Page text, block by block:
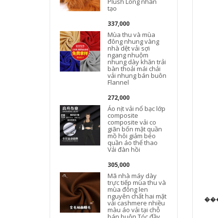
tạo
337,000
Mùa thu và mùa
đông nhung vàng
nhà dệt vải sợi
ngang nhuộm
nhung dày khăn trải
bàn thoải mái chải
vải nhung bán buôn
Flannel
272,000
Áo nịt vải nổ bạc lớp
composite
composite vải co
giãn bốn mặt quần
mồ hôi giảm béo
quần áo thể thao
Vải đàn hồi
305,000
Mã nhà máy dày
trực tiếp mùa thu và
mùa đông len
nguyên chất hai mặt
vải cashmere nhiều
màu áo vải tại chỗ